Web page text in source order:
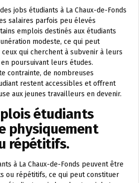
jobs étudiants à La Chaux-de-Fonds
salaires parfois peu élevés
emplois destinés aux étudiants
modeste, ce qui peut
qui cherchent à subvenir à leurs
poursuivant leurs études.
contrainte, de nombreuses
restent accessibles et offrent
aux jeunes travailleurs en devenir.
étudiants
physiquement
répétitifs.
à La Chaux-de-Fonds peuvent être
ou répétitifs, ce qui peut constituer